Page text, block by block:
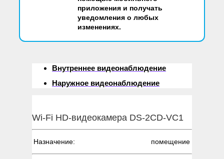
приложения и получать
уведомления о любых
изменениях.
Внутреннее видеонаблюдение
Наружное видеонаблюдение
Wi-Fi HD-видеокамера DS-2CD-VC1
Назначение: помещение